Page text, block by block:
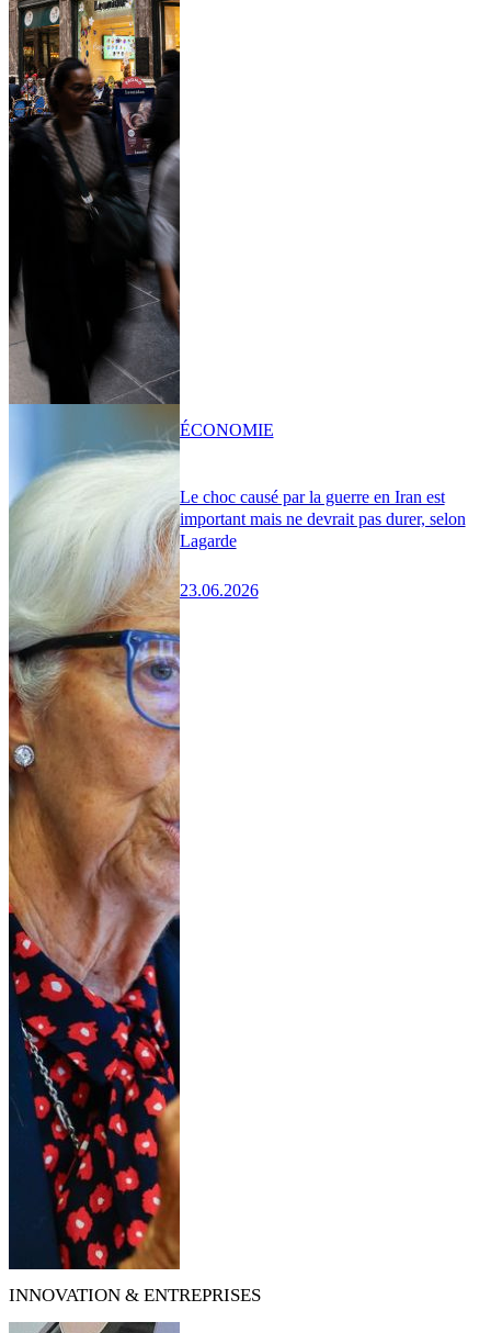
Le choc causé par la guerre en Iran est
important mais ne devrait pas durer, selon
Lagarde
23.06.2026
ÉCONOMIE
INNOVATION & ENTREPRISES